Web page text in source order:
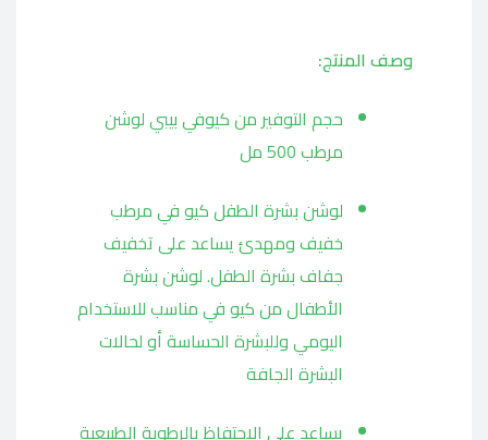
وصف المنتج:
حجم التوفير من كيوفي بيبي لوشن
مرطب 500 مل
لوشن بشرة الطفل كيو في مرطب
خفيف ومهدئ يساعد على تخفيف
جفاف بشرة الطفل. لوشن بشرة
الأطفال من كيو في مناسب للاستخدام
اليومي وللبشرة الحساسة أو لحالات
البشرة الجافة
يساعد على الاحتفاظ بالرطوبة الطبيعية